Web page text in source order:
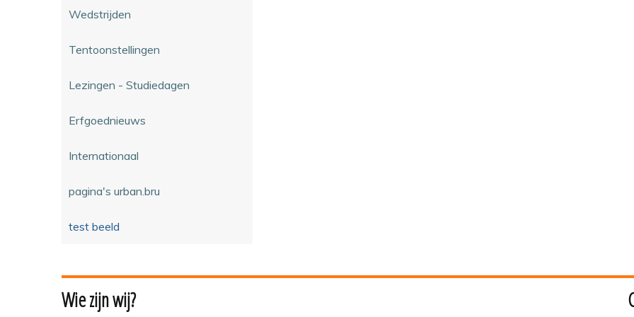
Wedstrijden
Tentoonstellingen
Lezingen - Studiedagen
Erfgoednieuws
Internationaal
pagina's urban.bru
test beeld
Wie zijn wij?